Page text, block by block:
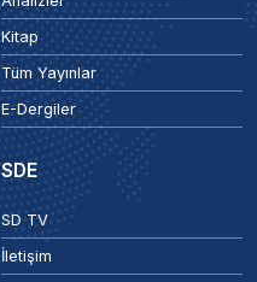
Kitap
Tüm Yayınlar
E-Dergiler
SDE
SD TV
İletişim